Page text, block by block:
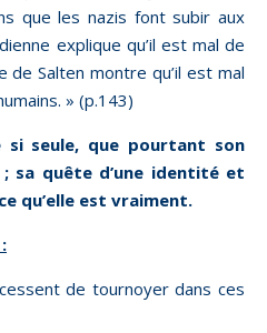
que les nazis font subir aux
explique qu’il est mal de
de Salten montre qu’il est mal
» (p.143)
si seule, que pourtant son
sa quête d’une identité et
qu’elle est vraiment.
de tournoyer dans ces